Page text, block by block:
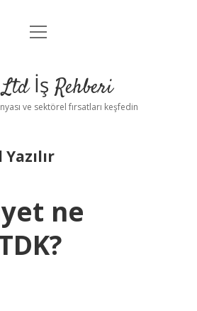
Anasayfa
Yasal Uyarı
menüyü
İş Rehberi
ve sektörel fırsatları keşfedin
ne